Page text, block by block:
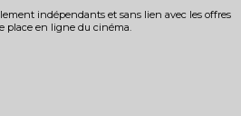
indépendants et sans lien avec les offres
place en ligne du cinéma.